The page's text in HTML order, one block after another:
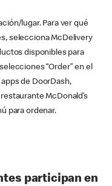
lugar. Para ver qué
selecciona McDelivery
disponibles para
“Order” en el
de DoorDash,
McDonald’s
para ordenar.
participan en